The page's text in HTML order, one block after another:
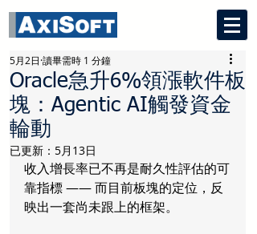
Oracle急升6%領漲軟件板
塊：Agentic AI觸發資金
輪動
5月2日 讀畢需時 1 分鐘
已更新： 5月13日
收入增長率已不再是耐久性評估的可
靠指標 —— 而目前板塊的定位，反
映出一套尚未跟上的框架。